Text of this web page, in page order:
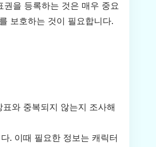
을 등록하는 것은 매우 중요
보호하는 것이 필요합니다.
와 중복되지 않는지 조사해
. 이때 필요한 정보는 캐릭터